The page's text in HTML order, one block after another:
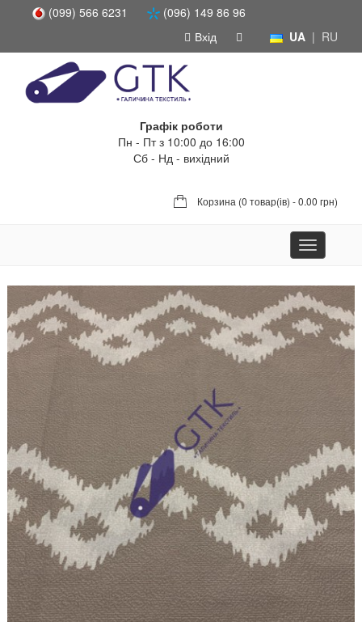
(099) 566 6231
(096) 149 86 96
UA | RU
Вхід
Графік роботи
Пн - Пт з 10:00 до 16:00
Сб - Нд - вихідний
Корзина (0 товар(ів) - 0.00 грн)
Toggle
navigation